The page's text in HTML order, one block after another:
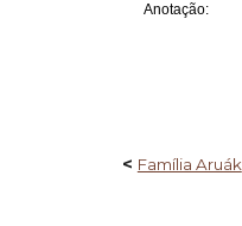
Anotação:
< Família Aruák